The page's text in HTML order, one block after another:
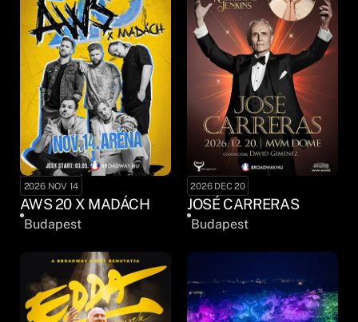
2026 NOV 14
AWS 20 X MADÁCH
Budapest
2026 DEC 20
JOSÉ CARRERAS
Budapest